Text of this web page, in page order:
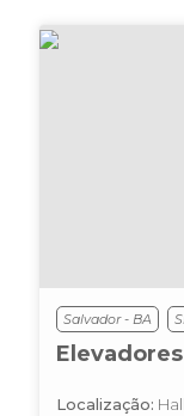
Salvador - BA
Localização: